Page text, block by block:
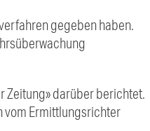
gegeben haben.
Zeitung» darüber berichtet.
vom Ermittlungsrichter